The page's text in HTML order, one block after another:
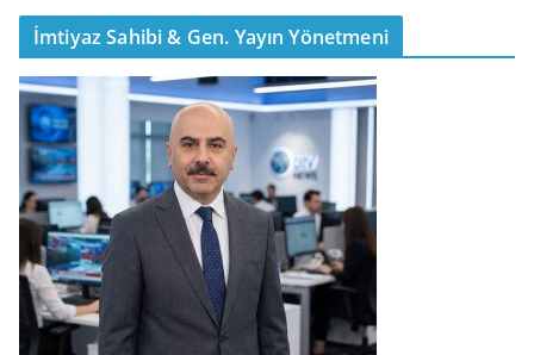
İmtiyaz Sahibi & Gen. Yayın Yönetmeni